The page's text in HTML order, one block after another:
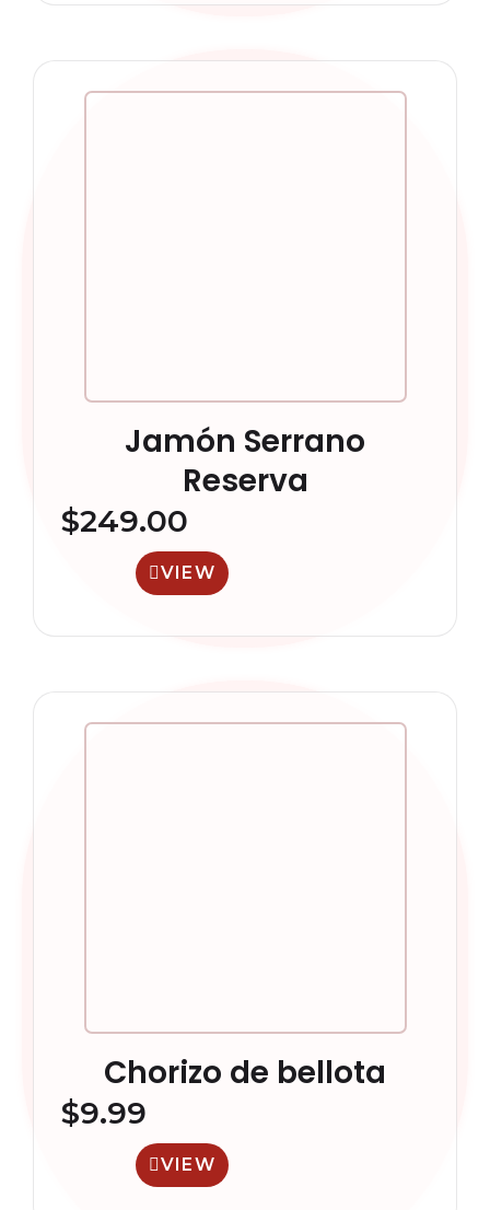
Jamón Serrano
Reserva
$249.00
VIEW
Chorizo de bellota
$9.99
VIEW